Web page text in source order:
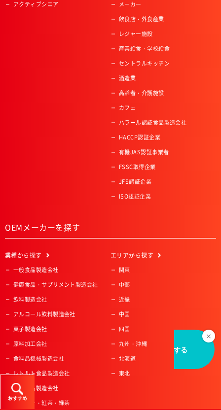
おすすめ
アクティブシニア
メーカー
飲食店・外食産業
レジャー施設
産業給食・学校給食
セントラルキッチン
酒造業
高齢者・介護施設
カフェ
ハラール認証食品製造会社
HACCP認証企業
有機JAS認証事業者
FSSC取得企業
JFS認証企業
ISO認証企業
OEMメーカーを探す
業種から探す
一般食品製造会社
健康食品・サプリメント製造会社
飲料製造会社
アルコール飲料製造会社
菓子製造会社
原料加工会社
食料品機械製造会社
レトルト食品製造会社
冷凍食品製造会社
コーヒー・紅茶・緑茶
エリアから探す
関東
中部
近畿
中国
四国
九州・沖縄
北海道
東北